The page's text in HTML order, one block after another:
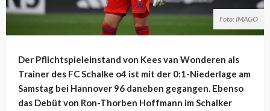
Foto: IMAGO
Der Pflichtspieleinstand von Kees van Wonderen als
Trainer des FC Schalke o4 ist mit der 0:1-Niederlage am
Samstag bei Hannover 96 daneben gegangen. Ebenso
das Debüt von Ron-Thorben Hoffmann im Schalker